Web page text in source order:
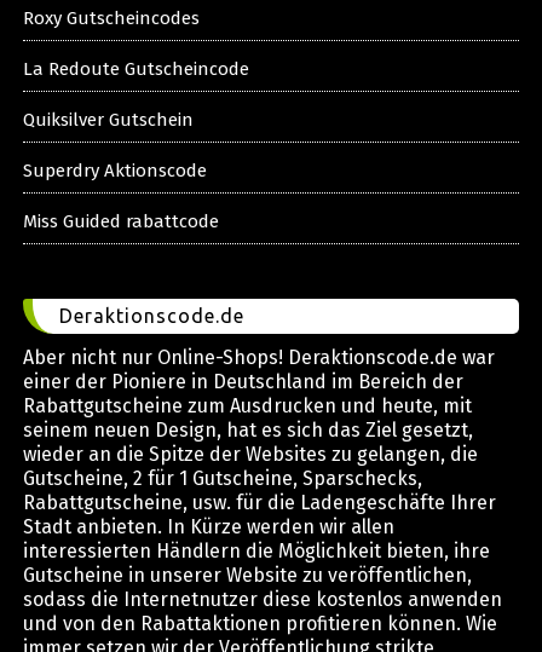
Roxy Gutscheincodes
La Redoute Gutscheincode
Quiksilver Gutschein
Superdry Aktionscode
Miss Guided rabattcode
Deraktionscode.de
Aber nicht nur Online-Shops! Deraktionscode.de war
einer der Pioniere in Deutschland im Bereich der
Rabattgutscheine zum Ausdrucken und heute, mit
seinem neuen Design, hat es sich das Ziel gesetzt,
wieder an die Spitze der Websites zu gelangen, die
Gutscheine, 2 für 1 Gutscheine, Sparschecks,
Rabattgutscheine, usw. für die Ladengeschäfte Ihrer
Stadt anbieten. In Kürze werden wir allen
interessierten Händlern die Möglichkeit bieten, ihre
Gutscheine in unserer Website zu veröffentlichen,
sodass die Internetnutzer diese kostenlos anwenden
und von den Rabattaktionen profitieren können. Wie
immer setzen wir der Veröffentlichung strikte